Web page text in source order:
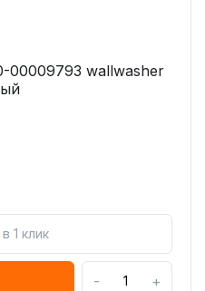
00009793 wallwasher
1 клик
- +